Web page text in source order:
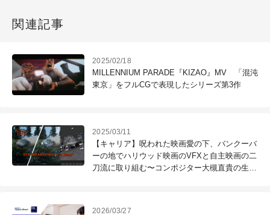
関連記事
2025/02/18
MILLENNIUM PARADE『KIZAO』MV 「混沌
東京」をフルCGで表現したシリーズ第3作
2025/03/11
【キャリア】呪われた映画愛の下、バンクーバ
ーの地でハリウッド映画のVFXと自主映画の二
刀流に取り組む〜コンポジター大槻直貴の生き
2026/03/27